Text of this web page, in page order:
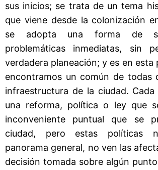
sus inicios; se trata de un tema
que viene desde la colonización
se adopta una forma de
problemáticas inmediatas, sin
verdadera planeación; y es en esta
encontramos un común de todas
infraestructura de la ciudad. Cada
una reforma, política o ley que
inconveniente puntual que se
ciudad, pero estas políticas
panorama general, no ven las
decisión tomada sobre algún